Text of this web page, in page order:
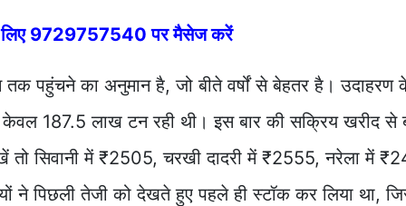
लिए 9729757540 पर मैसेज करें
पहुंचने का अनुमान है, जो बीते वर्षों से बेहतर है। उदाहरण
187.5 लाख टन रही थी। इस बार की सक्रिय खरीद से
सिवानी में ₹2505, चरखी दादरी में ₹2555, नरेला में
ने पिछली तेजी को देखते हुए पहले ही स्टॉक कर लिया था,